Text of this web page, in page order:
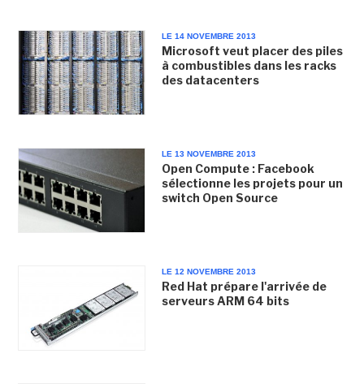
LE 14 NOVEMBRE 2013
Microsoft veut placer des piles
à combustibles dans les racks
des datacenters
LE 13 NOVEMBRE 2013
Open Compute : Facebook
sélectionne les projets pour un
switch Open Source
LE 12 NOVEMBRE 2013
Red Hat prépare l'arrivée de
serveurs ARM 64 bits